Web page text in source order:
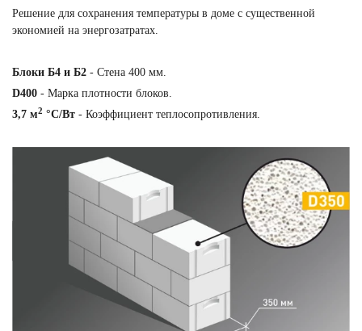
Решение для сохранения температуры в доме с существенной
экономией на энергозатратах.
Блоки Б4 и Б2 - Стена 400 мм.
D400 - Марка плотности блоков.
3,7 м2 °С/Вт - Коэффициент теплосопротивления.